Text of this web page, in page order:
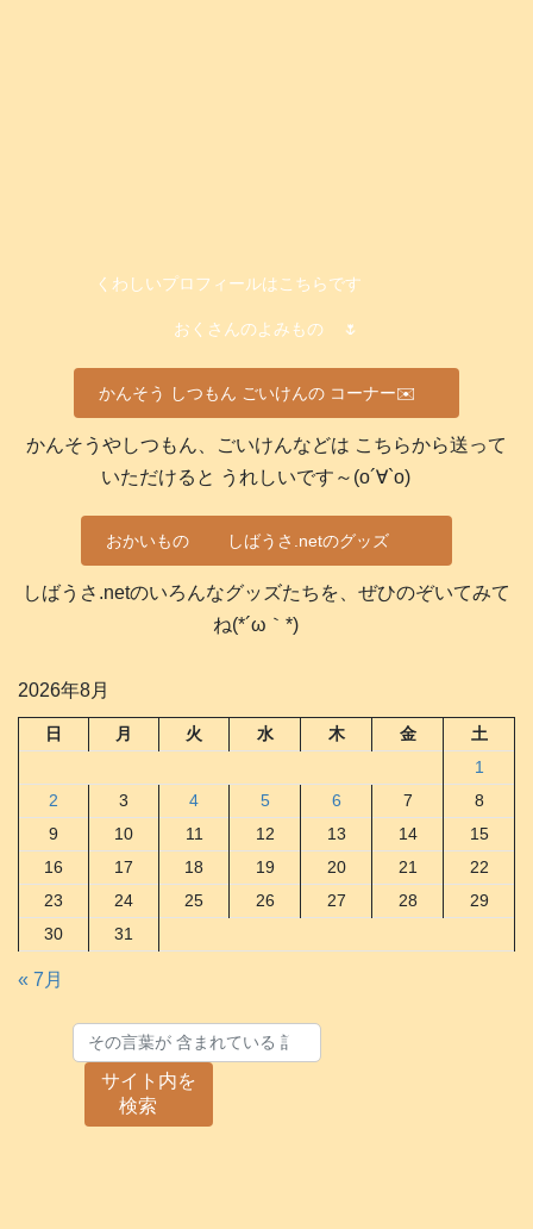
くわしいプロフィールはこちらです
おくさんのよみもの 🌷
かんそう しつもん ごいけんの コーナー✉️
かんそうやしつもん、ごいけんなどは こちらから送って
いただけると うれしいです～(о´∀`о)
おかいもの しばうさ.netのグッズ
しばうさ.netのいろんなグッズたちを、ぜひのぞいてみて
ね(*´ω｀*)
2026年8月
日 月 火 水 木 金
土
1
2
3 4 5 6 7
8
9
10 11 12 13 14
15
16
17 18 19 20 21
22
23
24 25 26 27 28
29
30
31
« 7月
サイト内を
検索